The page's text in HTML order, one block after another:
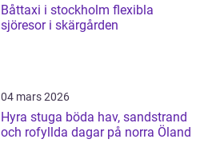
Båttaxi i stockholm flexibla
sjöresor i skärgården
04 mars 2026
Hyra stuga böda hav, sandstrand
och rofyllda dagar på norra Öland